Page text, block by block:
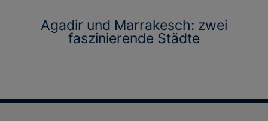
Agadir und Marrakesch: zwei
faszinierende Städte